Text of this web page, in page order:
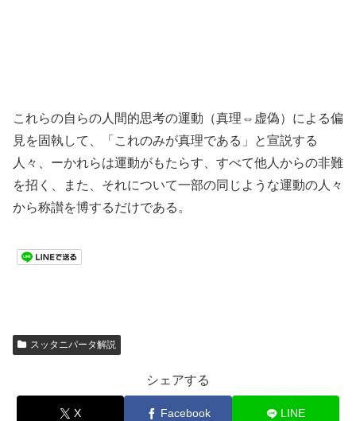
これらの自らの人間的思考の運動（真理⇔虚偽）による偏
見を固執して、「これのみが真理である」と宣説する
人々、ーかれらは運動がもたらす、すべて他人からの非難
を招く、また、それについて一部の同じような運動の人々
から称讃を博するだけである。
スッタニパータ解説
シェアする
X Facebook LINE